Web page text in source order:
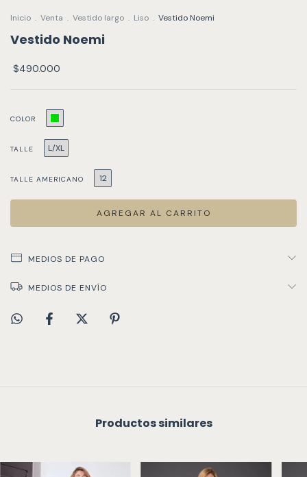
Inicio . Venta . Vestido largo . Liso . Vestido Noemi
Vestido Noemi
$490.000
COLOR
TALLE L/XL
TALLE AMERICANO 12
MEDIOS DE PAGO
MEDIOS DE ENVÍO
Productos similares